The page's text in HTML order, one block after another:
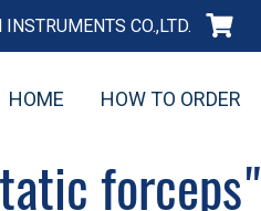
INSTRUMENTS CO.,LTD.
HOME HOW TO ORDER
forceps"